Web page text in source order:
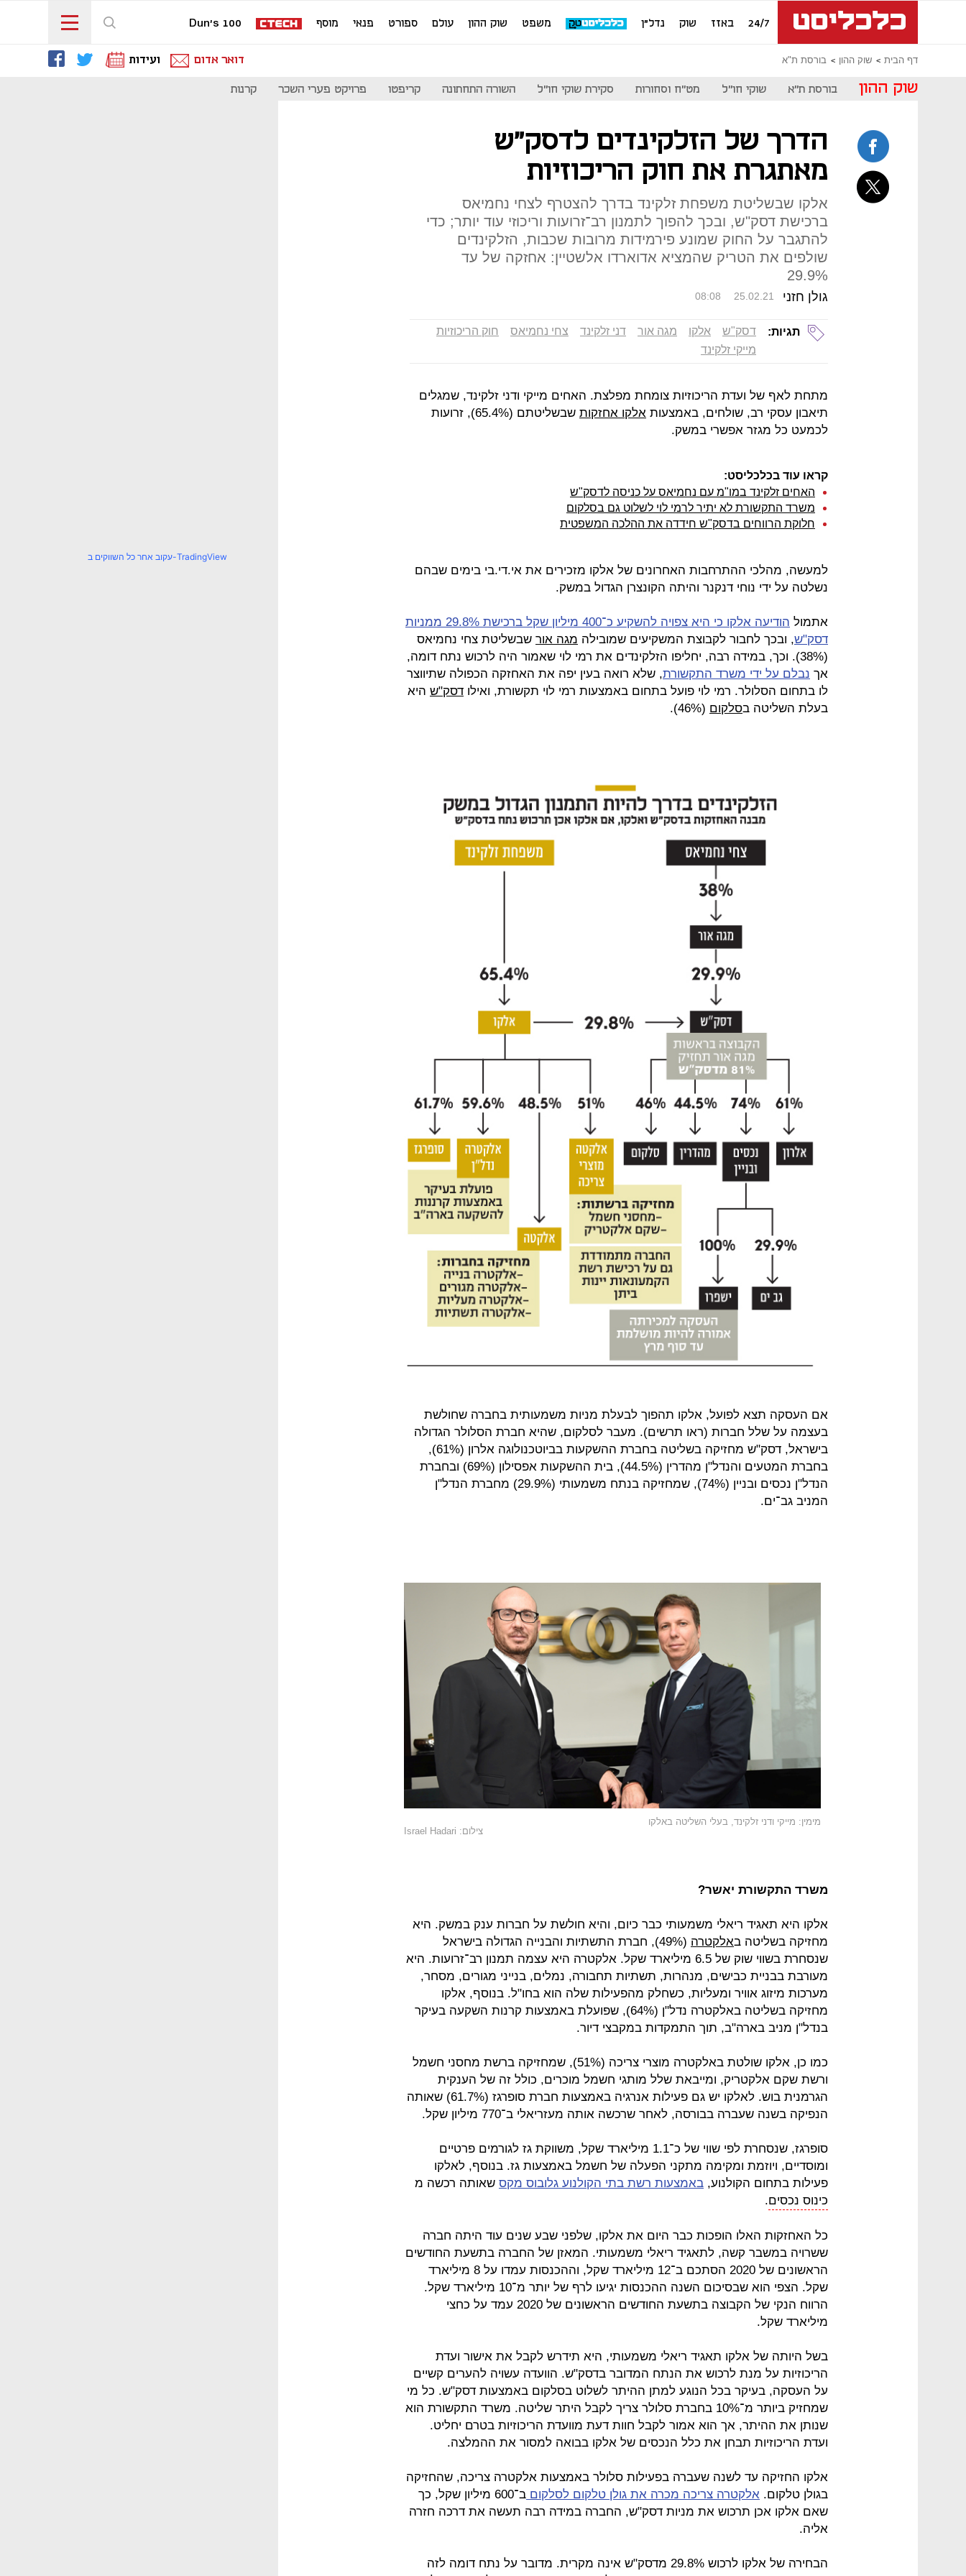
24/7 באזז שוק נדל"ן משפט שוק ההון עולם ספורט פנאי מוסף Dun's 100
דף הבית שוק ההון בורסת ת"א דואר אדום ועידות
שוק ההון בורסת ת"א שוקי חו"ל מט"ח וסחורות סקירת שוקי חו"ל השורה התחתונה קריפטו פרויקט פערי השכר קרנות
הדרך של הזלקינדים לדסק"ש
מאתגרת את חוק הריכוזיות
אלקו שבשליטת משפחת זלקינד בדרך להצטרף לצחי נחמיאס
ברכישת דסק"ש, ובכך להפוך לתמנון רב־זרועות וריכוזי עוד יותר; כדי
להתגבר על החוק שמונע פירמידות מרובות שכבות, הזלקינדים
שולפים את הטריק שהמציא אדוארדו אלשטיין: אחזקה של עד
29.9%
גולן חזני 08:08 25.02.21
תגיות: דסק"ש אלקו מגה אור דני זלקינד צחי נחמיאס
חוק הריכוזיות
מייקי זלקינד
מתחת לאף של ועדת הריכוזיות צומחת מפלצת. האחים מייקי ודני זלקינד, שמגלים
תיאבון עסקי רב, שולחים, באמצעות אלקו אחזקות
שבשליטתם (65.4%), זרועות
לכמעט כל מגזר אפשרי במשק.
קראו עוד בכלכליסט:
האחים זלקינד במו"מ עם נחמיאס על כניסה לדסק"ש
משרד התקשורת לא יתיר לרמי לוי לשלוט גם בסלקום
חלוקת הרווחים בדסק"ש חידדה את ההלכה המשפטית
למעשה, מהלכי ההתרחבות האחרונים של אלקו מזכירים את אי.די.בי בימים שבהם
נשלטה על ידי נוחי דנקנר והיתה הקונצרן הגדול במשק.
אתמול
הודיעה אלקו כי היא צפויה להשקיע כ־400 מיליון שקל ברכישת 29.8% ממניות
דסק"ש, ובכך לחבור לקבוצת המשקיעים שמובילה מגה אור שבשליטת צחי נחמיאס
(38%). וכך, במידה רבה, יחליפו הזלקינדים את רמי לוי שאמור היה לרכוש נתח דומה,
אך נבלם על ידי משרד התקשורת, שלא רואה בעין יפה את האחזקה הכפולה שתיווצר
לו בתחום הסלולר. רמי לוי פועל בתחום באמצעות רמי לוי תקשורת, ואילו דסק"ש היא
בעלת השליטה בסלקום (46%).
אם העסקה תצא לפועל, אלקו תהפוך לבעלת מניות משמעותית בחברה שחולשת
בעצמה על שלל חברות (ראו תרשים). מעבר לסלקום, שהיא חברת הסלולר הגדולה
בישראל, דסק"ש מחזיקה בשליטה בחברת ההשקעות בביוטכנולוגה אלרון (61%),
בחברת המטעים והנדל"ן מהדרין (44.5%), בית ההשקעות אפסילון (69%) ובחברת
הנדל"ן נכסים ובניין (74%), שמחזיקה בנתח משמעותי (29.9%) מחברת הנדל"ן
המניב גב־ים.
מימין: מייקי ודני זלקינד, בעלי השליטה באלקו
צילום: Israel Hadari
משרד התקשורת יאשר?
אלקו היא תאגיד ריאלי משמעותי כבר כיום, והיא חולשת על חברות ענק במשק. היא
מחזיקה בשליטה באלקטרה
(49%), חברת התשתיות והבנייה הגדולה בישראל
שנסחרת בשווי שוק של 6.5 מיליארד שקל. אלקטרה היא עצמה תמנון רב־זרועות. היא
מעורבת בבניית כבישים, מנהרות, תשתיות תחבורה, נמלים, בנייני מגורים, מסחר,
מערכות מיזוג אוויר ומעליות, כשחלק מהפעילות שלה הוא בחו"ל. בנוסף, אלקו
מחזיקה בשליטה באלקטרה נדל"ן (64%), שפועלת באמצעות קרנות השקעה בעיקר
בנדל"ן מניב בארה"ב, תוך התמקדות במקבצי דיור.
כמו כן, אלקו שולטת באלקטרה מוצרי צריכה (51%), שמחזיקה ברשת מחסני חשמל
ורשת שקם אלקטריק, ומייבאת שלל מותגי חשמל מוכרים, כולל זה של הענקית
הגרמנית בוש. לאלקו יש גם פעילות אנרגיה באמצעות חברת סופרגז (61.7%) שאותה
הנפיקה בשנה שעברה בבורסה, לאחר שרכשה אותה מעזריאלי ב־770 מיליון שקל.
סופרגז, שנסחרת לפי שווי של כ־1.1 מיליארד שקל, משווקת גז לגורמים פרטיים
ומוסדיים, ויוזמת ומקימה מתקני הפעלה של חשמל באמצעות גז. בנוסף, לאלקו
פעילות בתחום הקולנוע, באמצעות רשת בתי הקולנוע גלובוס מקס שאותה רכשה מ
כינוס נכסים.
כל האחזקות האלו הופכות כבר היום את אלקו, שלפני שבע שנים עוד היתה חברה
ששרויה במשבר קשה, לתאגיד ריאלי משמעותי. המאזן של החברה בתשעת החודשים
הראשונים של 2020 הסתכם ב־12 מיליארד שקל, וההכנסות עמדו על 8 מיליארד
שקל. הצפי הוא שבסיכום השנה ההכנסות יגיעו לרף של יותר מ־10 מיליארד שקל.
הרווח הנקי של הקבוצה בתשעת החודשים הראשונים של 2020 עמד על כחצי
מיליארד שקל.
בשל היותה של אלקו תאגיד ריאלי משמעותי, היא תידרש לקבל את אישור ועדת
הריכוזיות על מנת לרכוש את הנתח המדובר בדסק"ש. הוועדה עשויה להערים קשיים
על העסקה, בעיקר בכל הנוגע למתן ההיתר לשלוט בסלקום באמצעות דסק"ש. כל מי
שמחזיק ביותר מ־10% בחברת סלולר צריך לקבל היתר שליטה. משרד התקשורת הוא
שנותן את ההיתר, אך הוא אמור לקבל חוות דעת מוועדת הריכוזיות בטרם יחליט.
ועדת הריכוזיות תבחן את כלל הנכסים של אלקו בבואה למסור את ההמלצה.
אלקו החזיקה עד לשנה שעברה בפעילות סלולר באמצעות אלקטרה צריכה, שהחזיקה
בגולן טלקום. אלקטרה צריכה מכרה את גולן טלקום לסלקום
ב־600 מיליון שקל, כך
שאם אלקו אכן תרכוש את מניות דסק"ש, החברה במידה רבה תעשה את דרכה חזרה
אליה.
הבחירה של אלקו לרכוש 29.8% מדסק"ש אינה מקרית. מדובר על נתח דומה לזה
עקוב אחר כל השווקים ב-TradingView